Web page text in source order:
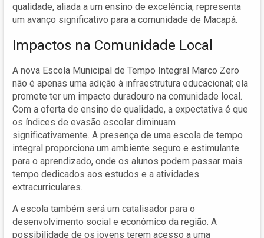
qualidade, aliada a um ensino de excelência, representa
um avanço significativo para a comunidade de Macapá.
Impactos na Comunidade Local
A nova Escola Municipal de Tempo Integral Marco Zero
não é apenas uma adição à infraestrutura educacional; ela
promete ter um impacto duradouro na comunidade local.
Com a oferta de ensino de qualidade, a expectativa é que
os índices de evasão escolar diminuam
significativamente. A presença de uma escola de tempo
integral proporciona um ambiente seguro e estimulante
para o aprendizado, onde os alunos podem passar mais
tempo dedicados aos estudos e a atividades
extracurriculares.
A escola também será um catalisador para o
desenvolvimento social e econômico da região. A
possibilidade de os jovens terem acesso a uma